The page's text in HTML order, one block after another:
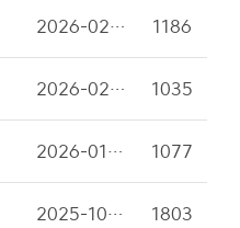
2026-02-24 1186
2026-02-24 1035
2026-01-20 1077
2025-10-28 1803